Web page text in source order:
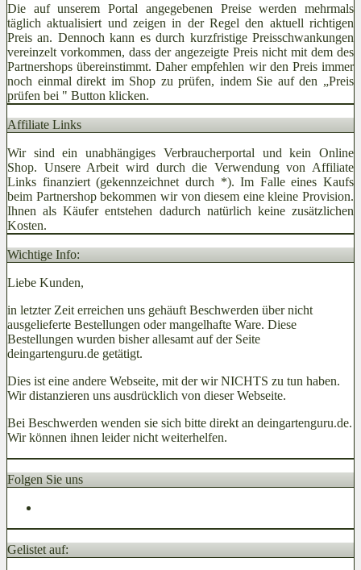
Die auf unserem Portal angegebenen Preise werden mehrmals
täglich aktualisiert und zeigen in der Regel den aktuell richtigen
Preis an. Dennoch kann es durch kurzfristige Preisschwankungen
vereinzelt vorkommen, dass der angezeigte Preis nicht mit dem des
Partnershops übereinstimmt. Daher empfehlen wir den Preis immer
noch einmal direkt im Shop zu prüfen, indem Sie auf den „Preis
prüfen bei " Button klicken.
Affiliate Links
Wir sind ein unabhängiges Verbraucherportal und kein Online
Shop. Unsere Arbeit wird durch die Verwendung von Affiliate
Links finanziert (gekennzeichnet durch *). Im Falle eines Kaufs
beim Partnershop bekommen wir von diesem eine kleine Provision.
Ihnen als Käufer entstehen dadurch natürlich keine zusätzlichen
Kosten.
Wichtige Info:
Liebe Kunden,
in letzter Zeit erreichen uns gehäuft Beschwerden über nicht
ausgelieferte Bestellungen oder mangelhafte Ware. Diese
Bestellungen wurden bisher allesamt auf der Seite
deingartenguru.de getätigt.
Dies ist eine andere Webseite, mit der wir NICHTS zu tun haben.
Wir distanzieren uns ausdrücklich von dieser Webseite.
Bei Beschwerden wenden sie sich bitte direkt an deingartenguru.de.
Wir können ihnen leider nicht weiterhelfen.
Folgen Sie uns
Gelistet auf: